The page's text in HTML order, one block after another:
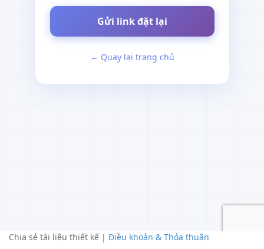
Gửi link đặt lại
← Quay lại trang chủ
Chia sẻ tài liệu thiết kế | Điều khoản & Thỏa thuận